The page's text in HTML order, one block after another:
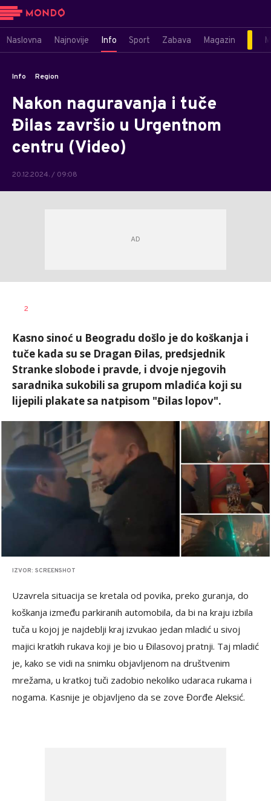
Naslovna Najnovije Info Sport Zabava Magazin
Info Region
Nakon naguravanja i tuče
Đilas završio u Urgentnom
centru (Video)
20.12.2024. / 09:08
AUTOR
2
Kasno sinoć u Beogradu došlo je do koškanja i
tuče kada su se Dragan Đilas, predsjednik
Stranke slobode i pravde, i dvoje njegovih
saradnika sukobili sa grupom mladića koji su
lijepili plakate sa natpisom "Đilas lopov".
IZVOR: SCREENSHOT
Uzavrela situacija se kretala od povika, preko guranja, do
koškanja između parkiranih automobila, da bi na kraju izbila
tuča u kojoj je najdeblji kraj izvukao jedan mladić u sivoj
majici kratkih rukava koji je bio u Đilasovoj pratnji. Taj mladić
je, kako se vidi na snimku objavljenom na društvenim
mrežama, u kratkoj tuči zadobio nekoliko udaraca rukama i
nogama. Kasnije je objavljeno da se zove Đorđe Aleksić.